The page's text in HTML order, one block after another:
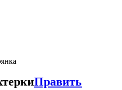
Править